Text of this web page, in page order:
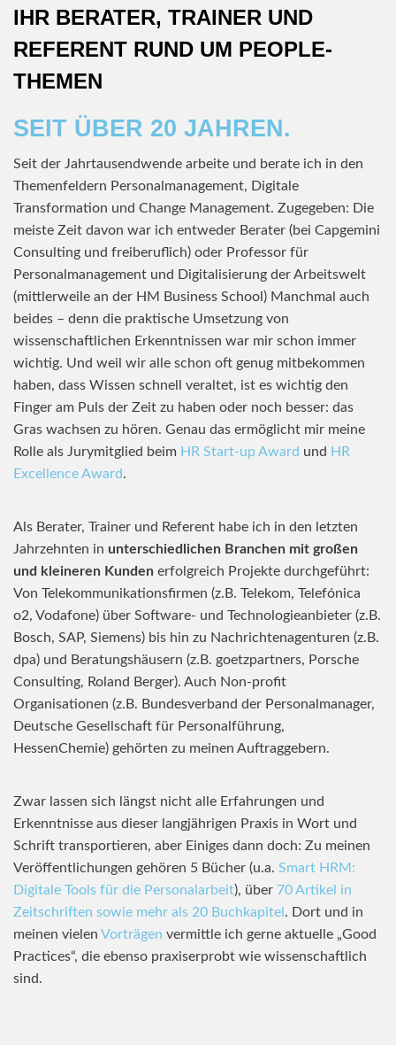
IHR BERATER, TRAINER UND
REFERENT RUND UM PEOPLE-
THEMEN
SEIT ÜBER 20 JAHREN.
Seit der Jahrtausendwende arbeite und berate ich in den
Themenfeldern Personalmanagement, Digitale
Transformation und Change Management. Zugegeben: Die
meiste Zeit davon war ich entweder Berater (bei Capgemini
Consulting und freiberuflich) oder Professor für
Personalmanagement und Digitalisierung der Arbeitswelt
(mittlerweile an der HM Business School) Manchmal auch
beides – denn die praktische Umsetzung von
wissenschaftlichen Erkenntnissen war mir schon immer
wichtig. Und weil wir alle schon oft genug mitbekommen
haben, dass Wissen schnell veraltet, ist es wichtig den
Finger am Puls der Zeit zu haben oder noch besser: das
Gras wachsen zu hören. Genau das ermöglicht mir meine
Rolle als Jurymitglied beim HR Start-up Award und HR
Excellence Award.
Als Berater, Trainer und Referent habe ich in den letzten
Jahrzehnten in unterschiedlichen Branchen mit großen
und kleineren Kunden erfolgreich Projekte durchgeführt:
Von Telekommunikationsfirmen (z.B. Telekom, Telefónica
o2, Vodafone) über Software- und Technologieanbieter (z.B.
Bosch, SAP, Siemens) bis hin zu Nachrichtenagenturen (z.B.
dpa) und Beratungshäusern (z.B. goetzpartners, Porsche
Consulting, Roland Berger). Auch Non-profit
Organisationen (z.B. Bundesverband der Personalmanager,
Deutsche Gesellschaft für Personalführung,
HessenChemie) gehörten zu meinen Auftraggebern.
Zwar lassen sich längst nicht alle Erfahrungen und
Erkenntnisse aus dieser langjährigen Praxis in Wort und
Schrift transportieren, aber Einiges dann doch: Zu meinen
Veröffentlichungen gehören 5 Bücher (u.a. Smart HRM:
Digitale Tools für die Personalarbeit), über 70 Artikel in
Zeitschriften sowie mehr als 20 Buchkapitel . Dort und in
meinen vielen Vorträgen vermittle ich gerne aktuelle „Good
Practices“, die ebenso praxiserprobt wie wissenschaftlich
sind.